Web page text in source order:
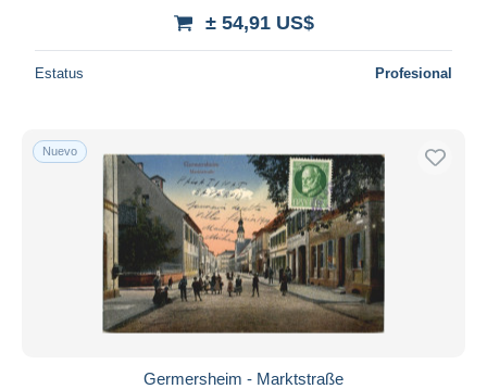
± 54,91 US$
Estatus Profesional
Nuevo
Germersheim - Marktstraße